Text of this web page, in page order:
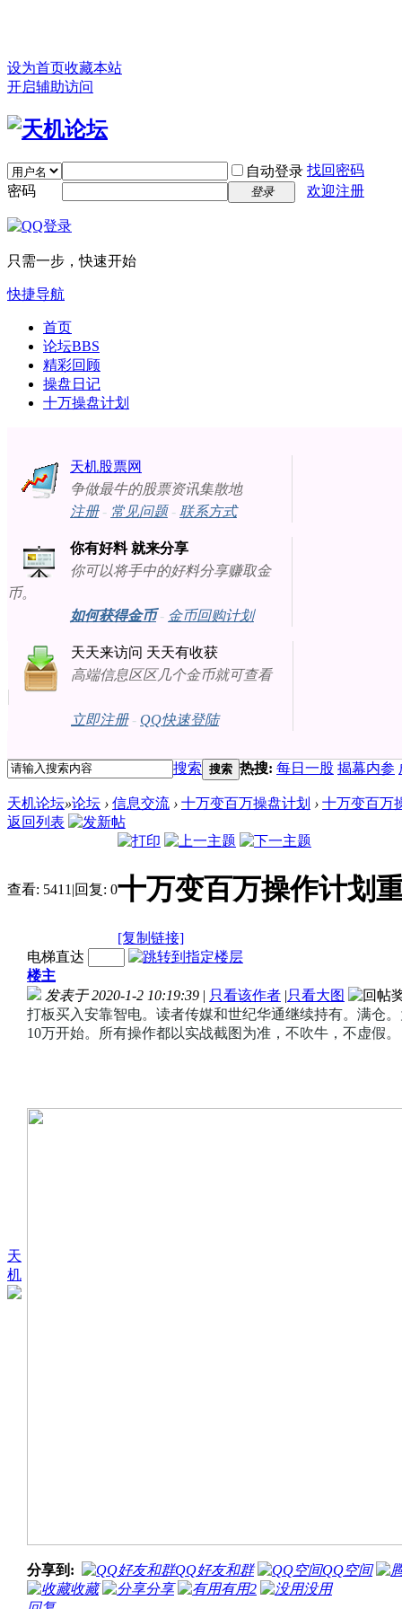
设为首页收藏本站
开启辅助访问
自动登录 找回密码
密码
登录 欢迎注册
只需一步，快速开始
快捷导航
首页
论坛BBS
精彩回顾
操盘日记
十万操盘计划
天机股票网
争做最牛的股票资讯集散地
注册- 常见问题- 联系方式
你有好料 就来分享
你可以将手中的好料分享赚取金
币。
如何获得金币- 金币回购计划
天天来访问 天天有收获
高端信息区区几个金币就可查看
立即注册- QQ快速登陆
搜索 搜索 热搜: 每日一股 揭幕内参
天机论坛»论坛 › 信息交流 › 十万变百万操盘计划 › 十万变百万
返回列表
查看: 5411 |回复: 0十万变百万操作计划
[复制链接]
天
机
电梯直达
楼主
发表于 2020-1-2 10:19:39 | 只看该作者 |只看大图
打板买入安靠智电。读者传媒和世纪华通继续持有。满仓
10万开始。所有操作都以实战截图为准，不吹牛，不虚假
分享到: QQ好友和群
QQ空间
收藏
分享 有用2
没用